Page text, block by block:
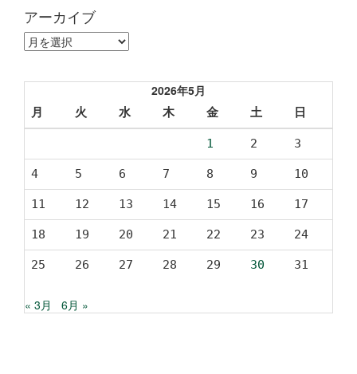
アーカイブ
ア
ー
イ
ブ
2026年5月
月 火 水 木 金 土 日
1 2 3
4 5 6 7 8 9 10
11 12 13 14 15 16 17
18 19 20 21 22 23 24
25 26 27 28 29 30 31
« 3月 6月 »